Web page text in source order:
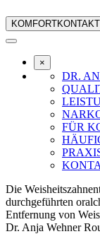
KOMFORTKONTAKT
×
DR.
FÜR
Die
durchgeführten
Entfernung von
Dr. Anja Wehner